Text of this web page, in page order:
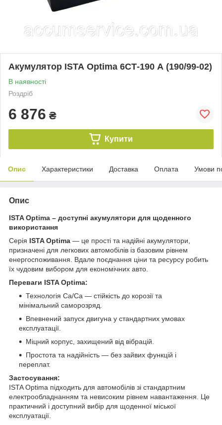
Акумулятор ISТА Optima 6СТ-190 А (190/99-02)
В наявності
Роздріб
6 876 ₴
Купити
Опис Характеристики Доставка Оплата Умови
Опис
ISTA Optima – доступні акумулятори для щоденного
використання
Серія ISTA Optima — це прості та надійні акумулятори,
призначені для легкових автомобілів із базовим рівнем
енергоспоживання. Вдале поєднання ціни та ресурсу робить
їх чудовим вибором для економічних авто.
Переваги ISTA Optima:
Технологія Ca/Ca — стійкість до корозії та
мінімальний саморозряд.
Впевнений запуск двигуна у стандартних умовах
експлуатації.
Міцний корпус, захищений від вібрацій.
Простота та надійність — без зайвих функцій і
переплат.
Застосування:
ISTA Optima підходить для автомобілів зі стандартним
електрообладнанням та невисоким рівнем навантаження. Це
практичний і доступний вибір для щоденної міської
експлуатації.